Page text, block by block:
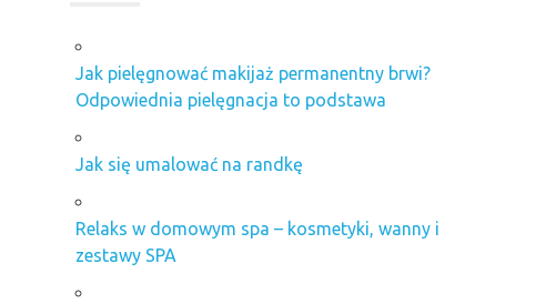
Jak pielęgnować makijaż permanentny brwi?
Odpowiednia pielęgnacja to podstawa
Jak się umalować na randkę
Relaks w domowym spa – kosmetyki, wanny i
zestawy SPA